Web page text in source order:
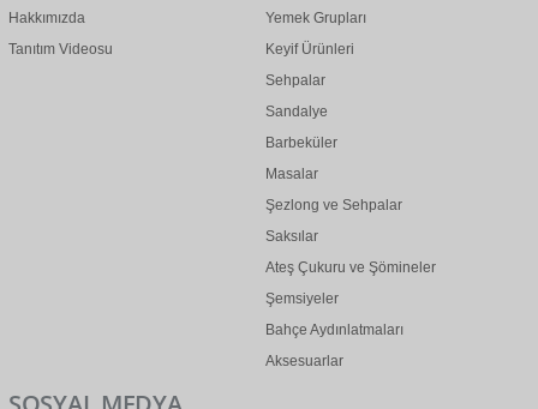
Hakkımızda
Tanıtım Videosu
Yemek Grupları
Keyif Ürünleri
Sehpalar
Sandalye
Barbeküler
Masalar
Şezlong ve Sehpalar
Saksılar
Ateş Çukuru ve Şömineler
Şemsiyeler
Bahçe Aydınlatmaları
Aksesuarlar